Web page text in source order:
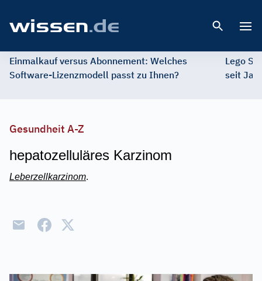
Einmalkauf versus Abonnement: Welches
Software-Lizenzmodell passt zu Ihnen?
Lego
seit
Gesundheit A-Z
hepatozelluläres Karzinom
Leberzellkarzinom.